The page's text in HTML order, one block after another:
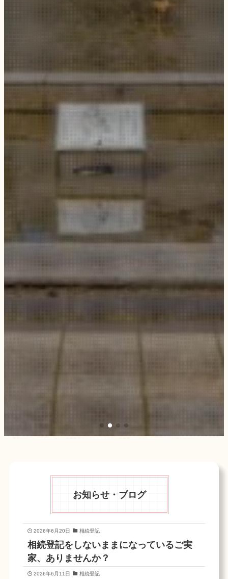
お知らせ・ブログ
2026年6月20日 相続登記
相続登記をしないままになっているご実
家、ありませんか？
2026年6月11日 相続登記